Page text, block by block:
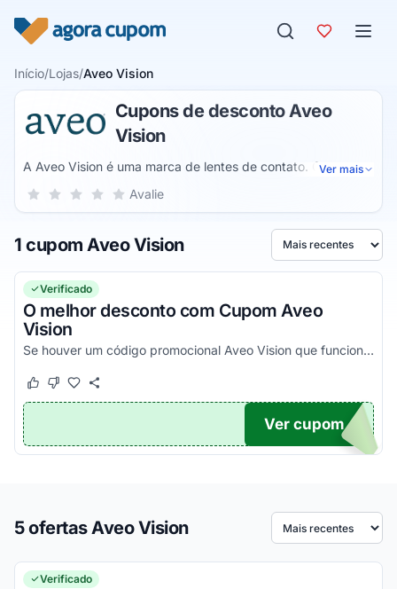
Início/Lojas/Aveo Vision
Cupons de desconto Aveo
Vision
A Aveo Vision é uma marca de lentes de contato. Com o
intuito de facilitar a vida de quem precisa utilizar óculos, a
Ver mais
Sua nota para Aveo Vision, de 1 a 5 estrelas
5 estrelas
4 estrelas
3 estrelas
2 estrelas
1 estrela Avalie
1 cupom Aveo Vision Ordenar por
Verificado
O melhor desconto com Cupom Aveo
Vision
Se houver um código promocional Aveo Vision que funciona, ele estará aqui na nossa página. Pegue o voucher e confira agora!
Este cupom funcionou
Este cupom não funcionou
TICO
Ver cupom
5 ofertas Aveo Vision Ordenar por
Verificado